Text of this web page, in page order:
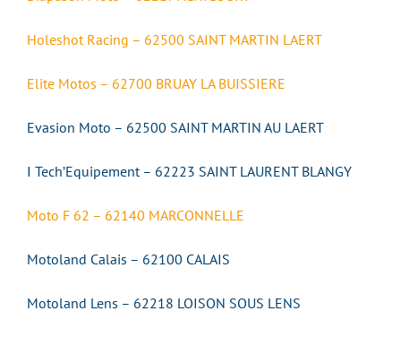
Holeshot Racing – 62500 SAINT MARTIN LAERT
Elite Motos – 62700 BRUAY LA BUISSIERE
Evasion Moto – 62500 SAINT MARTIN AU LAERT
I Tech’Equipement – 62223 SAINT LAURENT BLANGY
Moto F 62 – 62140 MARCONNELLE
Motoland Calais – 62100 CALAIS
Motoland Lens – 62218 LOISON SOUS LENS